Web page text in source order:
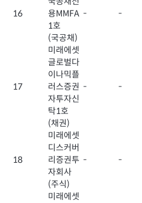
16
용MMFA
1호
(국공채)
- -
17
미래에셋
글로벌다
이나믹플
러스증권
자투자신
탁1호
(채권)
- -
18
미래에셋
디스커버
리증권투
자회사
(주식)
- -
미래에셋